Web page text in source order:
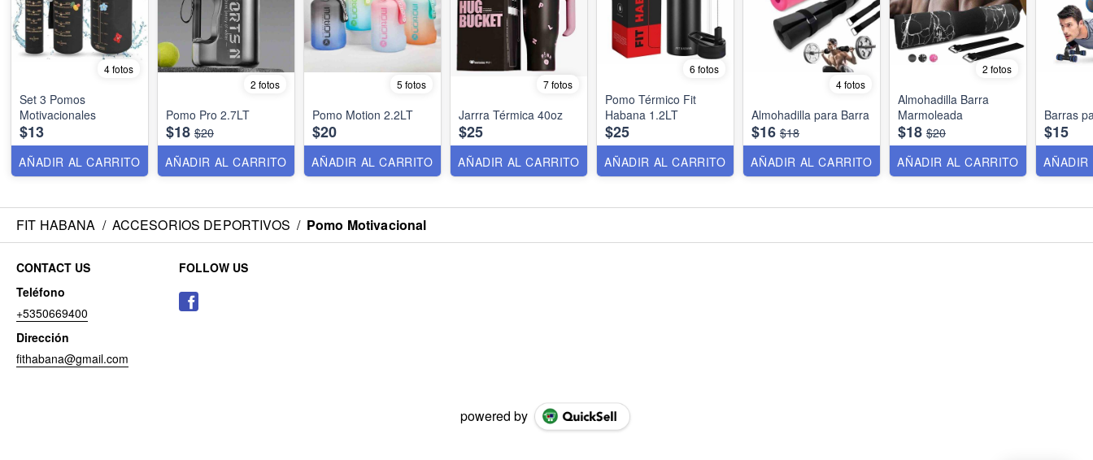
4 fotos
Set 3 Pomos
Motivacionales
$13
AÑADIR AL CARRITO
2 fotos
Pomo Pro 2.7LT
$18 $20
AÑADIR AL CARRITO
5 fotos
Pomo Motion 2.2LT
$20
AÑADIR AL CARRITO
7 fotos
Jarrra Térmica 40oz
$25
AÑADIR AL CARRITO
6 fotos
Pomo Térmico Fit
Habana 1.2LT
$25
AÑADIR AL CARRITO
4 fotos
Almohadilla para Barra
$16 $18
AÑADIR AL CARRITO
2 fotos
Almohadilla Barra
Marmoleada
$18 $20
AÑADIR AL CARRITO
Barras
$15
AÑADIR
FIT HABANA / ACCESORIOS DEPORTIVOS / Pomo Motivacional
CONTACT US
Teléfono
+5350669400
Dirección
fithabana@gmail.com
FOLLOW US
powered by